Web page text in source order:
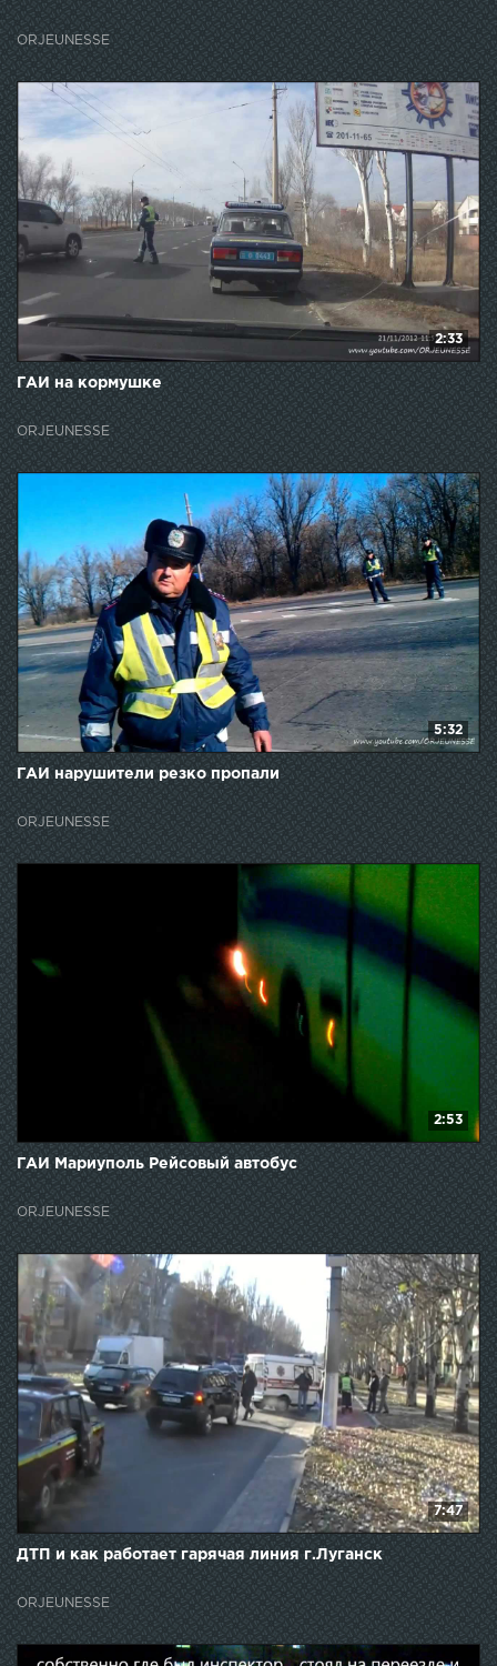
ORJEUNESSE
2:33
ГАИ на кормушке
ORJEUNESSE
5:32
ГАИ нарушители резко пропали
ORJEUNESSE
2:53
ГАИ Мариуполь Рейсовый автобус
ORJEUNESSE
7:47
ДТП и как работает гарячая линия г.Луганск
ORJEUNESSE